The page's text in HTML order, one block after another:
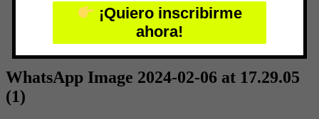
Centro IPPC TREC
Centro CPPA
Profesionales Certificados
WhatsApp Image 2024-02-06 at 17.29.05
(1)
¡Quiero inscribirme
ahora!